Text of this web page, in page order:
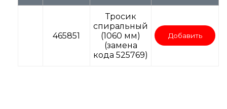
465851
Тросик
спиральный
(1060 мм)
(замена
кода 525769)
Добавить